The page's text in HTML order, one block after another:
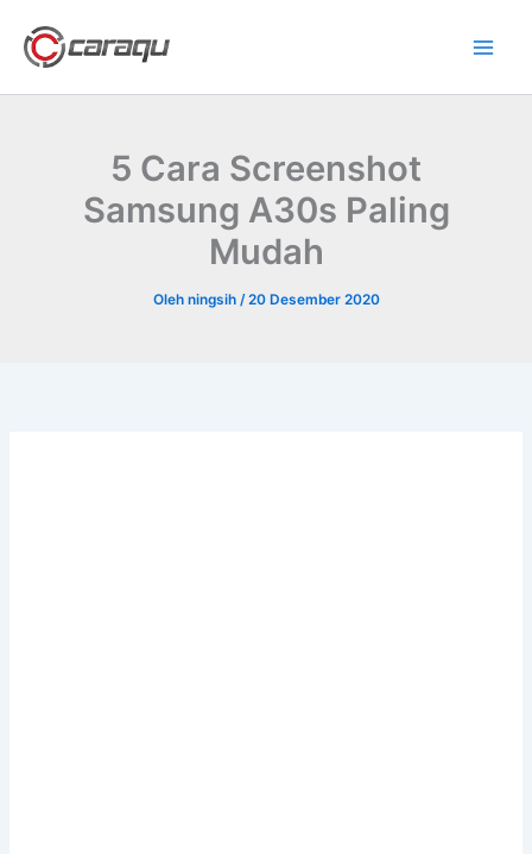
konten
5 Cara Screenshot
Samsung A30s Paling
Mudah
Oleh ningsih /20 Desember 2020